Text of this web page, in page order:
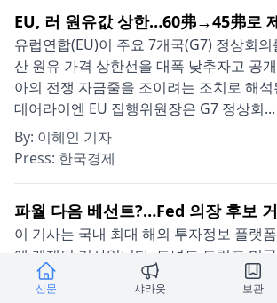
EU, 러 원유값 상한…60弗→45弗로
유럽연합(EU)이 주요 7개국(G7) 정상회
산 원유 가격 상한선을 대폭 낮추자고 공
아의 전쟁 자금줄을 조이려는 조치로 해
데어라이엔 EU 집행위원장은 G7 정상회...
By: 이혜인 기자
Press: 한국경제
파월 다음 베선트?…Fed 의장 후보
이 기사는 국내 최대 해외 투자정보 플랫
에 게재된 기사입니다. 도널드 트럼프 미
베선트 재무장관을 차기 미국 중앙은행
하는 목소리가 커지고 있다고 블룸버그통
신문 샤라웃 보관